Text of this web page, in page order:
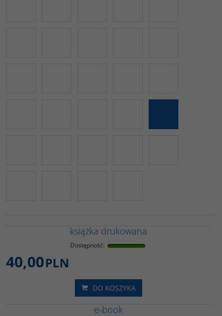
książka drukowana
Dostępność:
40,00PLN
DO KOSZYKA
e-book